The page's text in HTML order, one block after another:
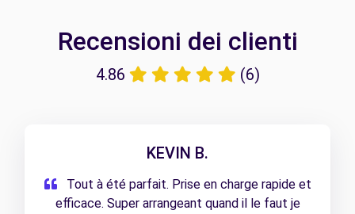
Recensioni dei clienti
4.86 (6)
KEVIN B.
Tout à été parfait. Prise en charge rapide et
efficace. Super arrangeant quand il le faut je